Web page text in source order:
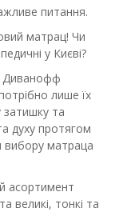
питання.
матрац! Чи
у Києві?
Диванофф
лише їх
та
духу протягом
вибору матраца
асортимент
великі, тонкі та